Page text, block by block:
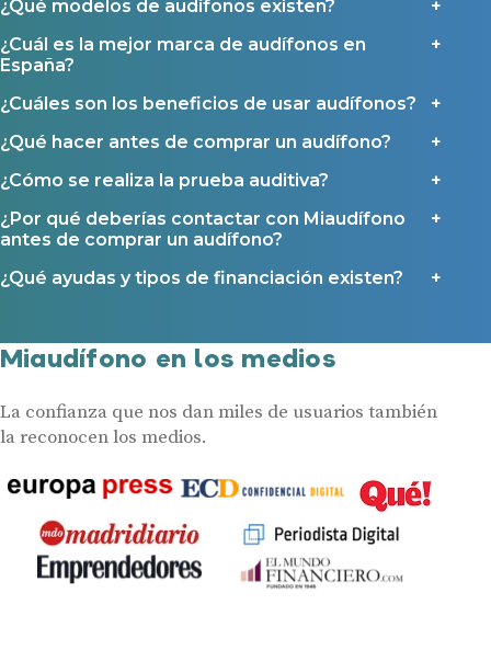
¿Qué modelos de audífonos existen?
¿Cuál es la mejor marca de audífonos en
España?
¿Cuáles son los beneficios de usar audífonos?
¿Qué hacer antes de comprar un audífono?
¿Cómo se realiza la prueba auditiva?
¿Por qué deberías contactar con Miaudífono
antes de comprar un audífono?
¿Qué ayudas y tipos de financiación existen?
Miaudífono en los medios
La confianza que nos dan miles de usuarios también
la reconocen los medios.